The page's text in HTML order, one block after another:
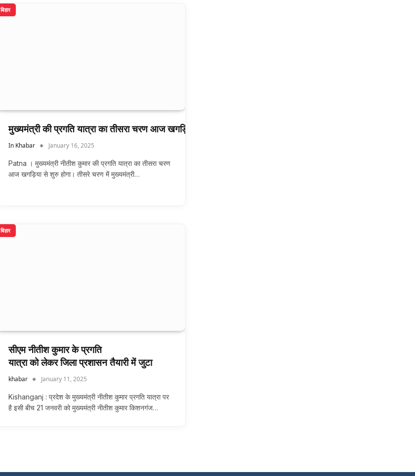
बिहार
मुख्यमंत्री की प्रगति यात्रा का तीसरा चरण आज खगड़िया से होगा शुरु
In Khabar January 16, 2025
Patna । मुख्यमंत्री नीतीश कुमार की प्रगति यात्रा का तीसरा चरण
आज खगड़िया से शुरु होगा। तीसरे चरण में मुख्यमंत्री…
बिहार
सीएम नीतीश कुमार के प्रगति
यात्रा को लेकर जिला प्रशासन तैयारी में जुटा
khabar January 11, 2025
Kishanganj : प्रदेश के मुख्यमंत्री नीतीश कुमार प्रगति यात्रा पर
है इसी बीच 21 जनवरी को मुख्यमंत्री नीतीश कुमार किशनगंज…